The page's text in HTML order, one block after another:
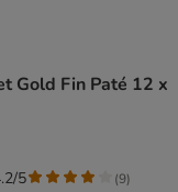
Gold Fin Paté 12 x
5 (9)